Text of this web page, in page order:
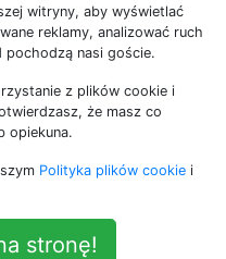
pełnym
witryny, aby wyświetlać
reklamy, analizować ruch
pochodzą nasi goście.
z plików cookie i
że masz co
opiekuna.
Polityka plików cookie i
stronę!